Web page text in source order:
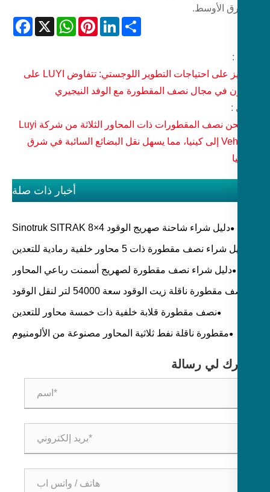
الأوسط.
Facebook
X
WhatsAppPinterestLinkedIn
التركيز على احتياجات التطوير اللوجستي: تتفاوض LUYI على
في مجال نصف المقطورة مع الوفد النيجيري
تم شحن نصف المقطورات ذات المحاور الثلاثة من شركة Luyi
Vehicles إلى كينيا، مما يسهل نقل البضائع السائبة في شرق
أخبار ذات صلة
دليل شراء شاحنة صهريج الوقود Sinotruk SITRAK 8×4
دليل شراء نصف مقطورة ذات 5 محاور خلفية رمادية للتعدين
والمحاجر ونقل البضائع السائبة الثقيلة
دليل شراء نصف مقطورة لصهريج أسمنت رباعي المحاور
لنقل الأسمنت السائب والرماد المتطاير والمسحوق الجاف
نصف مقطورة ناقلة زيت الوقود سعة 54000 لتر لنقل الوقود
بالجملة: التطبيقات والمواصفات ودليل الشراء
نصف مقطورة قلابة خلفية ذات خمسة محاور للتعدين
والمحاجر والنقل السائب للبناء
مقطورة ناقلة نفط ثلاثية المحاور مصنوعة من الألومنيوم
لي رسالة